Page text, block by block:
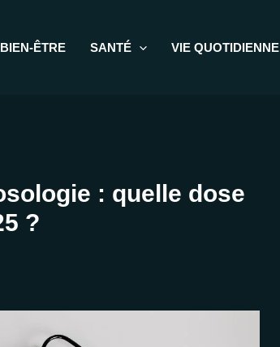
BIEN-ÊTRE SANTÉ VIE QUOTIDIENNE
: quelle dose
?